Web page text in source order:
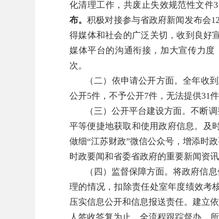
化清理工作，共废止失效规范性文件
布。积极对接参与省政府新闻发布会
得媒体和社会的广泛关切，收到良好
媒体平台的沟通衔接，加大宣传力
次。
（二）依申请公开方面。全年收
公开5件，不予公开7件，无法提供31
（三）公开平台建设方面。不断
平等便捷地获取和使用政府信息。及
做细“江苏财政”微信公众号，增添时
时政要闻和省委省政府的重要新闻资
（四）监督保障方面。将政府信
理的情况，扣除责任处室年度绩效考
压实信息公开和信息报送责任。建立
人签收答复为止，全流程跟踪督办，